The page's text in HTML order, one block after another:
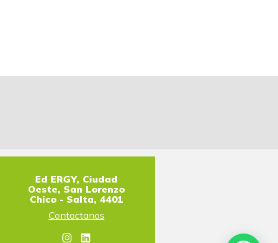
Ed ERGY, Ciudad
Oeste, San Lorenzo
Chico - Salta, 4401
Contactanos